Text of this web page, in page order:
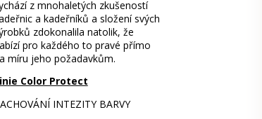
z mnohaletých zkušeností
a kadeřníků a složení svých
zdokonalila natolik, že
pro každého to pravé přímo
míru jeho požadavkům.
Color Protect
INTEZITY BARVY